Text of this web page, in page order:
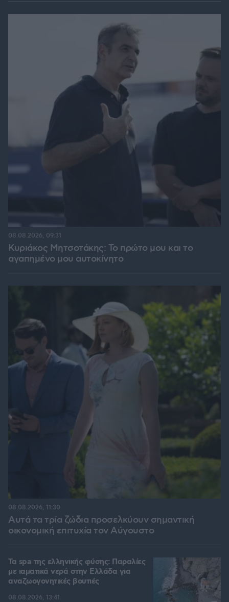
Κυριάκος Μητσοτάκης: Το πρώτο μου και το
αγαπημένο μου αυτοκίνητο
08.08.2026, 09:31
Αυτά τα τρία ζώδια προσελκύουν σημαντική
οικονομική επιτυχία τον Αύγουστο
08.08.2026, 11:30
Τα spa της ελληνικής φύσης: Παραλίες
με ιαματικά νερά στην Ελλάδα για
αναζωογονητικές βουτιές
08.08.2026, 13:41